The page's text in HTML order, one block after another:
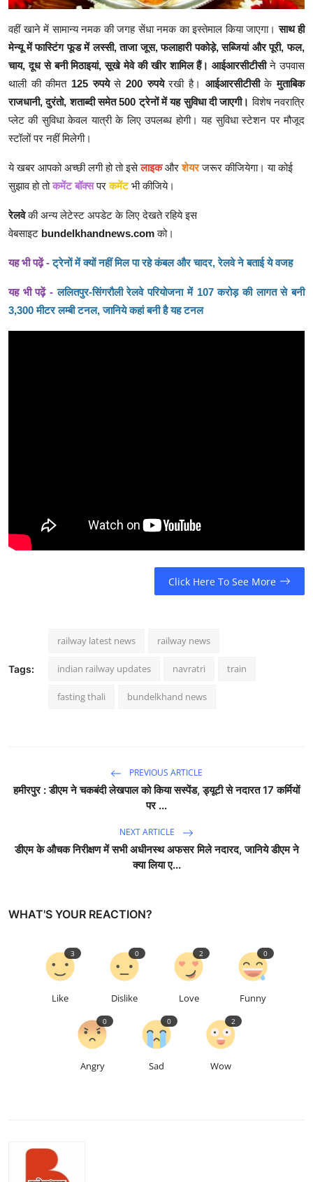
वहीं खाने में सामान्य नमक की जगह सेंधा नमक का इस्तेमाल किया जाएगा।साथ ही
मेन्यू में फास्टिंग फूड में लस्सी, ताजा जूस, फलाहारी पकोड़े, सब्जियां और पूरी, फल,
चाय, दूध से बनी मिठाइयां, सूखे मेवे की खीर शामिल हैं।आईआरसीटीसीने उपवास
थाली की कीमत 125 रुपयेसे200 रुपयेरखी है। आईआरसीटीसीकेमुताबिक
राजधानी, दुरंतो, शताब्दी समेत 500 ट्रेनों में यह सुविधा दी जाएगी। विशेष नवरात्रि
प्लेट की सुविधा केवल यात्री के लिए उपलब्ध होगी। यह सुविधा स्टेशन पर मौजूद
स्टॉलों पर नहीं मिलेगी।
ये खबर आपको अच्छी लगी हो तो इसे लाइक और शेयर जरूर कीजियेगा। या कोई
सुझाव हो तो कमेंट बॉक्स पर कमेंट भी कीजिये।
रेलवे की अन्य लेटेस्ट अपडेट के लिए देखते रहिये इस
वेबसाइट bundelkhandnews.com को।
यह भी पढ़ें -ट्रेनों में क्यों नहीं मिल पा रहे कंबल और चादर, रेलवे ने बताई ये वजह
यह भी पढ़ें -ललितपुर-सिंगरौली रेलवे परियोजना में 107 करोड़ की लागत से बनी
3,300 मीटर लम्बी टनल, जानिये कहां बनी है यह टनल
Click Here To See More
Tags:
railway latest news railway news
indian railway updates navratri train
fasting thali bundelkhand news
PREVIOUS ARTICLE
हमीरपुर : डीएम ने चकबंदी लेखपाल को किया सस्पेंड, ड्यूटी से नदारत 17 कर्मियों
पर ...
NEXT ARTICLE
डीएम के औचक निरीक्षण में सभी अधीनस्थ अफसर मिले नदारद, जानिये डीएम ने
क्या लिया ए...
WHAT'S YOUR REACTION?
Like
3
Dislike
0
Love
2
Funny
0
Angry
0
Sad
0
Wow
2